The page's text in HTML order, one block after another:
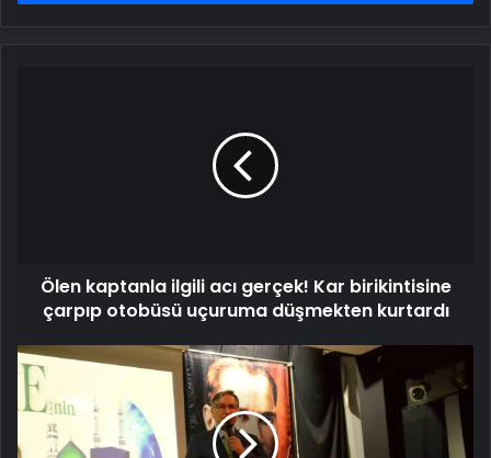
uçuruma
düşmekten
Ölen kaptanla ilgili acı gerçek! Kar birikintisine
çarpıp otobüsü uçuruma düşmekten kurtardı
Mekke'nin
Fethi
Tavşanlı'da
Coşkuyla
Anıldı